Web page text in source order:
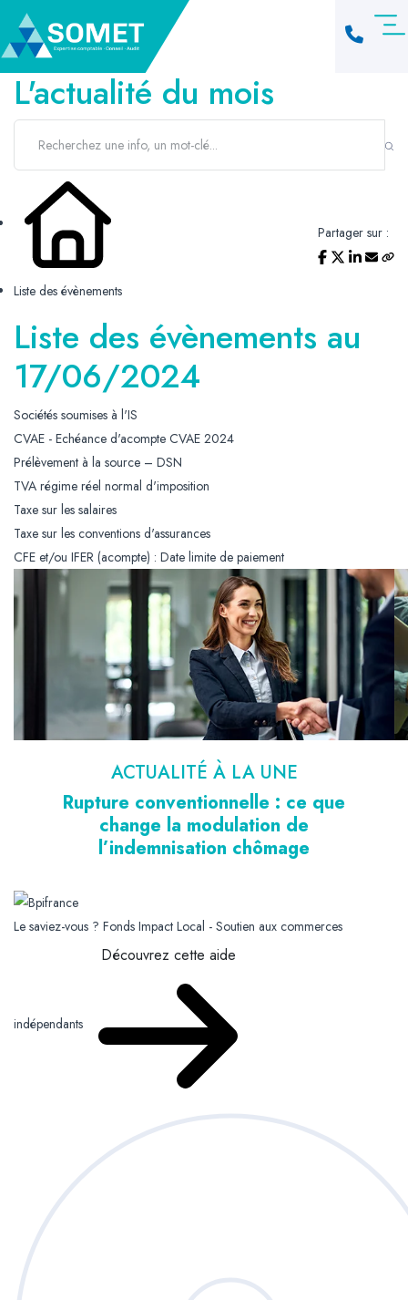
L'actualité du mois
Liste des évènements
Partager sur :
Liste des évènements au
17/06/2024
Sociétés soumises à l'IS
CVAE - Echéance d'acompte CVAE 2024
Prélèvement à la source – DSN
TVA régime réel normal d'imposition
Taxe sur les salaires
Taxe sur les conventions d'assurances
CFE et/ou IFER (acompte) : Date limite de paiement
ACTUALITÉ À LA UNE
Rupture conventionnelle : ce que
change la modulation de
l’indemnisation chômage
Le saviez-vous ? Fonds Impact Local - Soutien aux commerces
indépendants
Découvrez cette aide